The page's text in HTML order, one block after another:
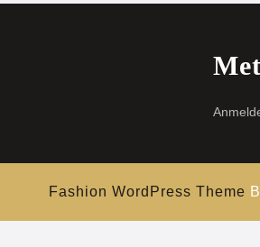
Fashion WordPress Theme